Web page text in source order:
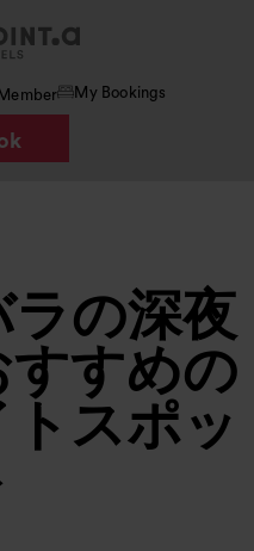
My Bookings
の深夜
すめの
スポッ